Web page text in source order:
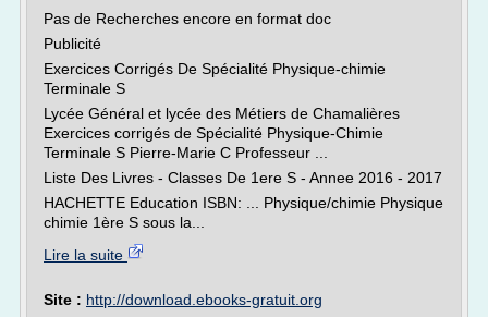
Pas de Recherches encore en format doc
Publicité
Exercices Corrigés De Spécialité Physique-chimie
Terminale S
Lycée Général et lycée des Métiers de Chamalières
Exercices corrigés de Spécialité Physique-Chimie
Terminale S Pierre-Marie C Professeur ...
Liste Des Livres - Classes De 1ere S - Annee 2016 - 2017
HACHETTE Education ISBN: ... Physique/chimie Physique
chimie 1ère S sous la...
Lire la suite
Site : http://download.ebooks-gratuit.org